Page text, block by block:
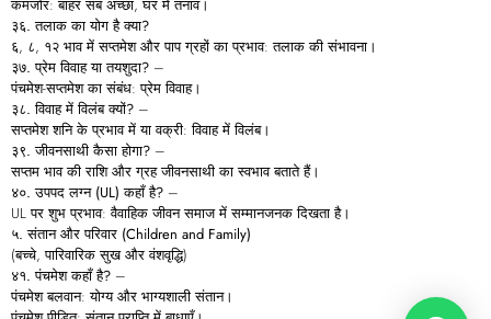
कमजोर: बाहर सब अच्छा, घर में तनाव।
३६.तलाककायोगहैक्या?
६, ८, १२ भाव में सप्तमेश और पाप ग्रहों का प्रभाव: तलाक की संभावना।
३७.प्रेमविवाहयातयशुदा? –
पंचमेश-सप्तमेश का संबंध: प्रेम विवाह।
३८.विवाहमेंविलंबक्यों? –
सप्तमेश शनि के प्रभाव में या वक्री: विवाह में विलंब।
३९.जीवनसाथीकैसाहोगा? –
सप्तम भाव की राशि और ग्रह जीवनसाथी का स्वभाव बताते हैं।
४०.उपपदलग्न (UL)कहाँहै? –
UL पर शुभ प्रभाव: वैवाहिक जीवन समाज में सम्मानजनक दिखता है।
५.संतानऔरपरिवार (Children and Family)
(बच्चे, पारिवारिक सुख और वंशवृद्धि)
४१.पंचमेशकहाँहै? –
पंचमेश बलवान: योग्य और भाग्यशाली संतान।